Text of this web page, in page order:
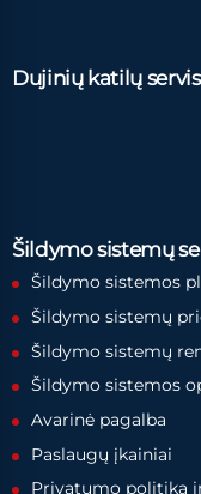
Dujinių katilų
Šildymo sistemų
Šildymo sistemos
Šildymo sistemų
Šildymo sistemų
Šildymo sistemos
Avarinė pagalba
Paslaugų įkainiai
Privatumo politika